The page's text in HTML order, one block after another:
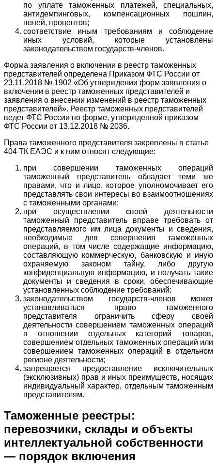
по уплате таможенных платежей, специальных,
антидемпинговых, компенсационных пошлин,
пеней, процентов;
соответствие иным требованиям и соблюдение
иных условий, которые установлены
законодательством государств-членов.
Форма заявления о включении в реестр таможенных
представителей определена Приказом ФТС России от
23.11.2018 № 1902 «Об утверждении форм заявления о
включении в реестр таможенных представителей и
заявления о внесении изменений в реестр таможенных
представителей». Реестр таможенных представителей
ведет ФТС России по форме, утвержденной приказом
ФТС России от 13.12.2018 № 2036.
Права таможенного представителя закреплены в статье
404 ТК ЕАЭС и к ним относят следующие:
при совершении таможенных операций
таможенный представитель обладает теми же
правами, что и лицо, которое уполномочивает его
представлять свои интересы во взаимоотношениях
с таможенными органами;
при осуществлении своей деятельности
таможенный представитель вправе требовать от
представляемого им лица документы и сведения,
необходимые для совершения таможенных
операций, в том числе содержащие информацию,
составляющую коммерческую, банковскую и иную
охраняемую законом тайну, либо другую
конфиденциальную информацию, и получать такие
документы и сведения в сроки, обеспечивающие
установленных соблюдение требований;
законодательством государств-членов может
устанавливаться право таможенного
представителя ограничить сферу своей
деятельности совершением таможенных операций
в отношении отдельных категорий товаров,
совершением отдельных таможенных операций или
совершением таможенных операций в отдельном
регионе деятельности;
запрещается предоставление исключительных
(эксклюзивных) прав и иных преимуществ, носящих
индивидуальный характер, отдельным таможенным
представителям.
Таможенные реестры:
перевозчики, склады и объекты
интеллектуальной собственности
— порядок включения